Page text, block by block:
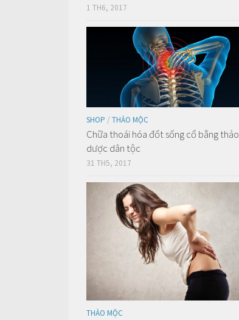
1 TH6, 2017
SHOP / THẢO MỘC
Chữa thoái hóa đốt sống cổ bằng thảo
dược dân tộc
31 TH5, 2017
THẢO MỘC